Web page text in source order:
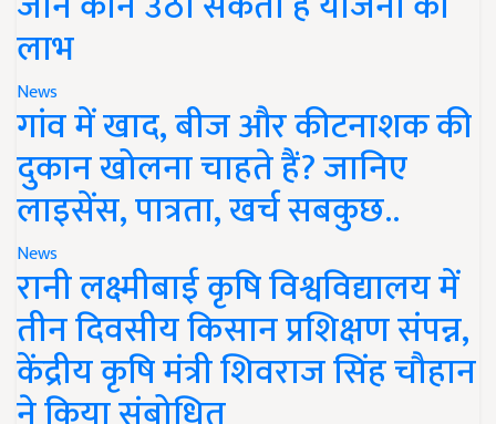
लाभ
News
गांव में खाद, बीज और कीटनाशक की
दुकान खोलना चाहते हैं? जानिए
लाइसेंस, पात्रता, खर्च सबकुछ..
News
रानी लक्ष्मीबाई कृषि विश्वविद्यालय में
तीन दिवसीय किसान प्रशिक्षण संपन्न,
केंद्रीय कृषि मंत्री शिवराज सिंह चौहान